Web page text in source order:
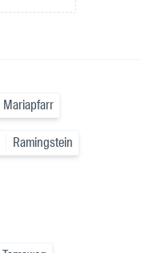
Mariapfarr
Ramingstein